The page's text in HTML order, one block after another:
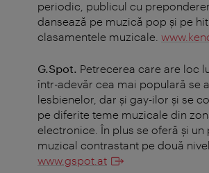
periodic, publicul cu
dansează pe muzică pop şi pe
clasamentele muzicale.
G.Spot. Petrecerea care are loc
într-adevăr cea mai populară se
lesbienelor, dar şi gay-ilor şi se
pe diferite teme muzicale din
electronice. În plus se oferă şi
muzical contrastant pe două
www.gspot.at